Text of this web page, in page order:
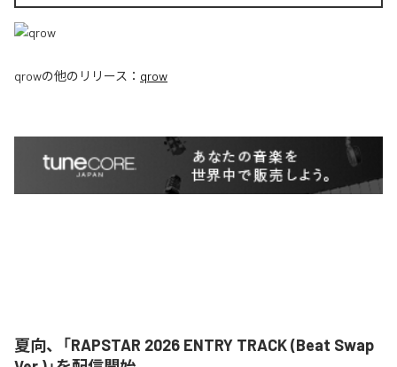
qrowの他のリリース： qrow
夏向、「RAPSTAR 2026 ENTRY TRACK (Beat Swap